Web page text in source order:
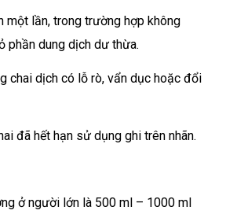
một lần, trong trường hợp không
phần dung dịch dư thừa.
chai dịch có lỗ rò, vẩn dục hoặc đổi
đã hết hạn sử dụng ghi trên nhãn.
ở người lớn là 500 ml – 1000 ml